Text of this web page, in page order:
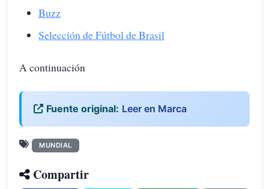
Buzz
Selección de Fútbol de Brasil
A continuación
Fuente original: Leer en Marca
MUNDIAL
Compartir